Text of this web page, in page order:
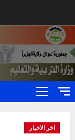
content
Primary
اخر الاخبار